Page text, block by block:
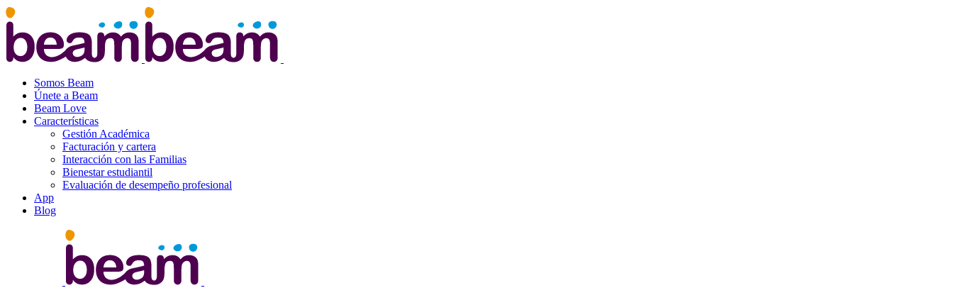
Somos Beam
Únete a Beam
Beam Love
Características
Gestión Académica
Facturación y cartera
Interacción con las Familias
Bienestar estudiantil
Evaluación de desempeño profesional
App
Blog